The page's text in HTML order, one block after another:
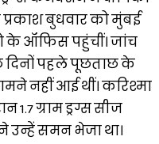
बुधवार को मुंबई
के ऑफिस पहुंचीं। जांच
दिनों पहले पूछताछ के
नहीं आई थीं। करिश्मा
1.7 ग्राम ड्रग्स सीज
उन्हें समन भेजा था।